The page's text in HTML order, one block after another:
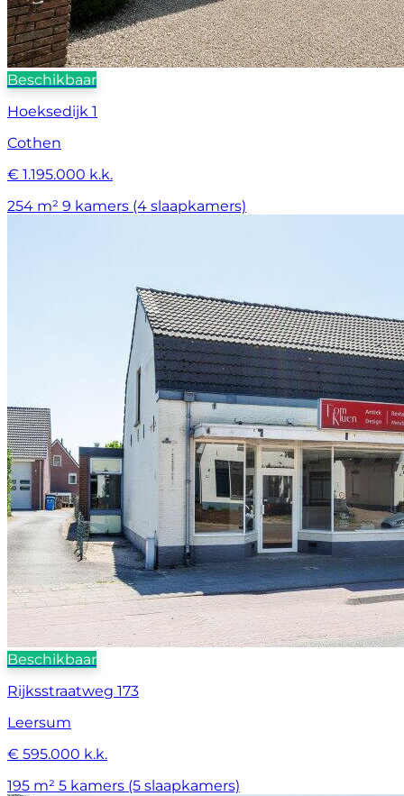
Beschikbaar
Hoeksedijk 1
Cothen
€ 1.195.000 k.k.
254 m² 9 kamers (4 slaapkamers)
Beschikbaar
Rijksstraatweg 173
Leersum
€ 595.000 k.k.
195 m² 5 kamers (5 slaapkamers)